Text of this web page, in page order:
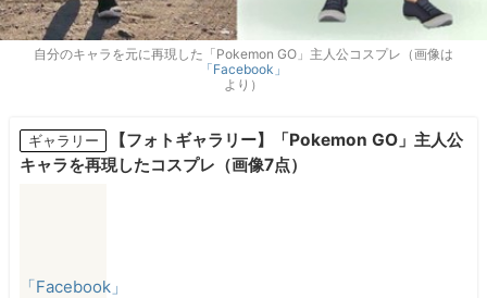
自分のキャラを元に再現した「Pokemon GO」主人公コスプレ（画像は
「Facebook」
より）
ギャラリー
【フォトギャラリー】「Pokemon GO」主人公
キャラを再現したコスプレ（画像7点）
「Facebook」